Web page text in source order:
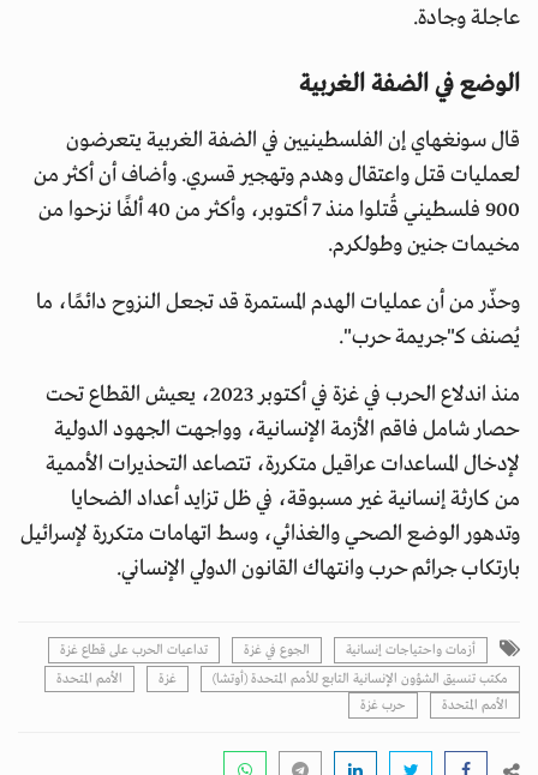
عاجلة وجادة.
الوضع في الضفة الغربية
قال سونغهاي إن الفلسطينيين في الضفة الغربية يتعرضون
لعمليات قتل واعتقال وهدم وتهجير قسري. وأضاف أن أكثر من
900 فلسطيني قُتلوا منذ 7 أكتوبر، وأكثر من 40 ألفًا نزحوا من
مخيمات جنين وطولكرم.
وحذّر من أن عمليات الهدم المستمرة قد تجعل النزوح دائمًا، ما
يُصنف كـ"جريمة حرب".
منذ اندلاع الحرب في غزة في أكتوبر 2023، يعيش القطاع تحت
حصار شامل فاقم الأزمة الإنسانية، وواجهت الجهود الدولية
لإدخال المساعدات عراقيل متكررة، تتصاعد التحذيرات الأممية
من كارثة إنسانية غير مسبوقة، في ظل تزايد أعداد الضحايا
وتدهور الوضع الصحي والغذائي، وسط اتهامات متكررة لإسرائيل
بارتكاب جرائم حرب وانتهاك القانون الدولي الإنساني.
أزمات واحتياجات إنسانية الجوع في غزة
تداعيات الحرب على قطاع غزة
مكتب تنسيق الشؤون الإنسانية التابع للأمم المتحدة (أوتشا)
غزة
الأمم المتحدة
اﻷمم المتحدة
حرب غزة